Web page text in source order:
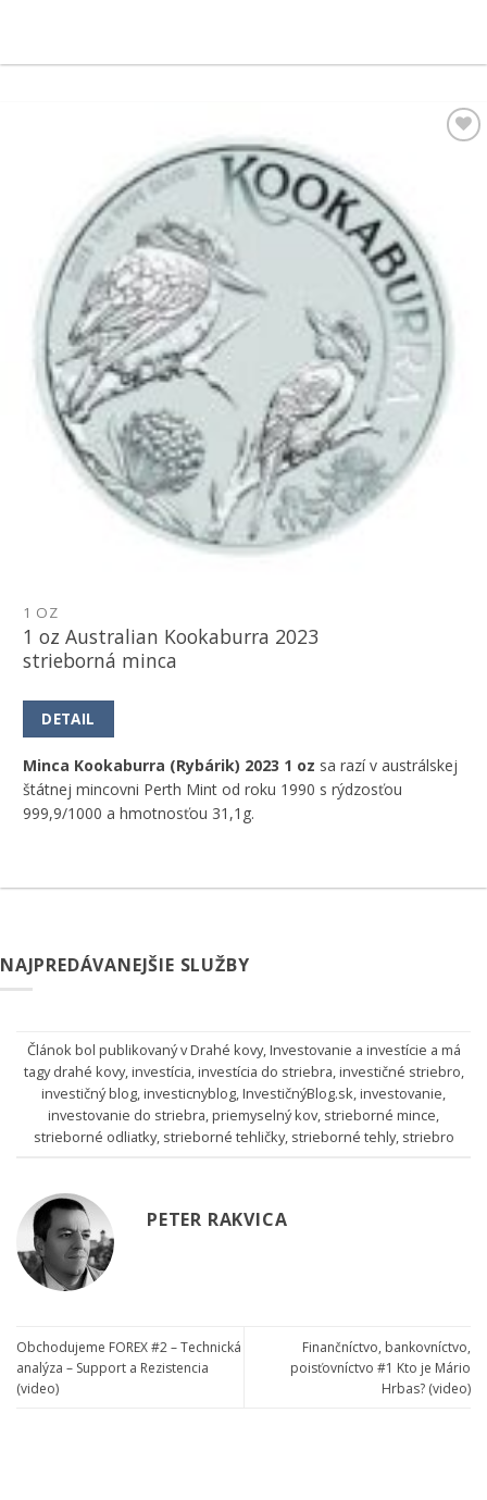
1 OZ
1 oz Australian Kookaburra 2023
strieborná minca
DETAIL
Minca Kookaburra (Rybárik) 2023 1 oz sa razí v austrálskej
štátnej mincovni Perth Mint od roku 1990 s rýdzosťou
999,9/1000 a hmotnosťou 31,1g.
NAJPREDÁVANEJŠIE SLUŽBY
Článok bol publikovaný vDrahé kovy,Investovanie a investície a má
tagydrahé kovy,investícia,investícia do striebra,investičné striebro,
investičný blog,investicnyblog,InvestičnýBlog.sk,investovanie,
investovanie do striebra,priemyselný kov, strieborné mince,
strieborné odliatky, strieborné tehličky, strieborné tehly, striebro
PETER RAKVICA
Obchodujeme FOREX #2 – Technická
analýza – Support a Rezistencia
(video)
Finančníctvo, bankovníctvo,
poisťovníctvo #1 Kto je Mário
Hrbas? (video)